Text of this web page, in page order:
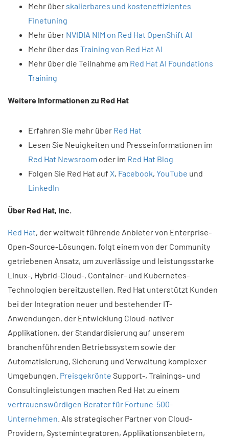
Mehr über skalierbares und kosteneffizientes
Finetuning
Mehr über NVIDIA NIM on Red Hat OpenShift AI
Mehr über das Training von Red Hat AI
Mehr über die Teilnahme am Red Hat AI Foundations
Training
Weitere Informationen zu Red Hat​
Erfahren Sie mehr über Red Hat
Lesen Sie Neuigkeiten und Presseinformationen im
Red Hat Newsroom oder im Red Hat Blog
Folgen Sie Red Hat auf X, Facebook, YouTube und
LinkedIn
Über Red Hat, Inc.
Red Hat, der weltweit führende Anbieter von Enterprise-
Open-Source-Lösungen, folgt einem von der Community
getriebenen Ansatz, um zuverlässige und leistungsstarke
Linux-, Hybrid-Cloud-, Container- und Kubernetes-
Technologien bereitzustellen. Red Hat unterstützt Kunden
bei der Integration neuer und bestehender IT-
Anwendungen, der Entwicklung Cloud-nativer
Applikationen, der Standardisierung auf unserem
branchenführenden Betriebssystem sowie der
Automatisierung, Sicherung und Verwaltung komplexer
Umgebungen. Preisgekrönte Support-, Trainings- und
Consultingleistungen machen Red Hat zu einem
vertrauenswürdigen Berater für Fortune-500-
Unternehmen . Als strategischer Partner von Cloud-
Providern, Systemintegratoren, Applikationsanbietern,